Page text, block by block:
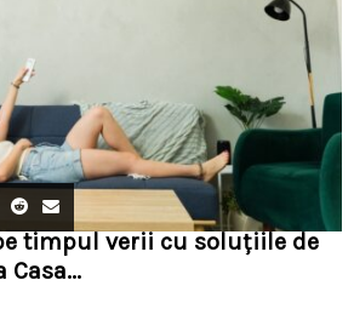
timpul verii cu soluțiile de